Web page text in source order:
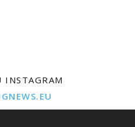
INSTAGRAM